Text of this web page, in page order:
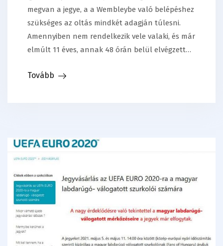
megvan a jegye, a a Wembleybe való belépéshez
szükséges az oltás mindkét adagján túlesni.
Amennyiben nem rendelkezik vele valaki, és már
elmúlt 11 éves, annak 48 órán belül elvégzett…
Tovább